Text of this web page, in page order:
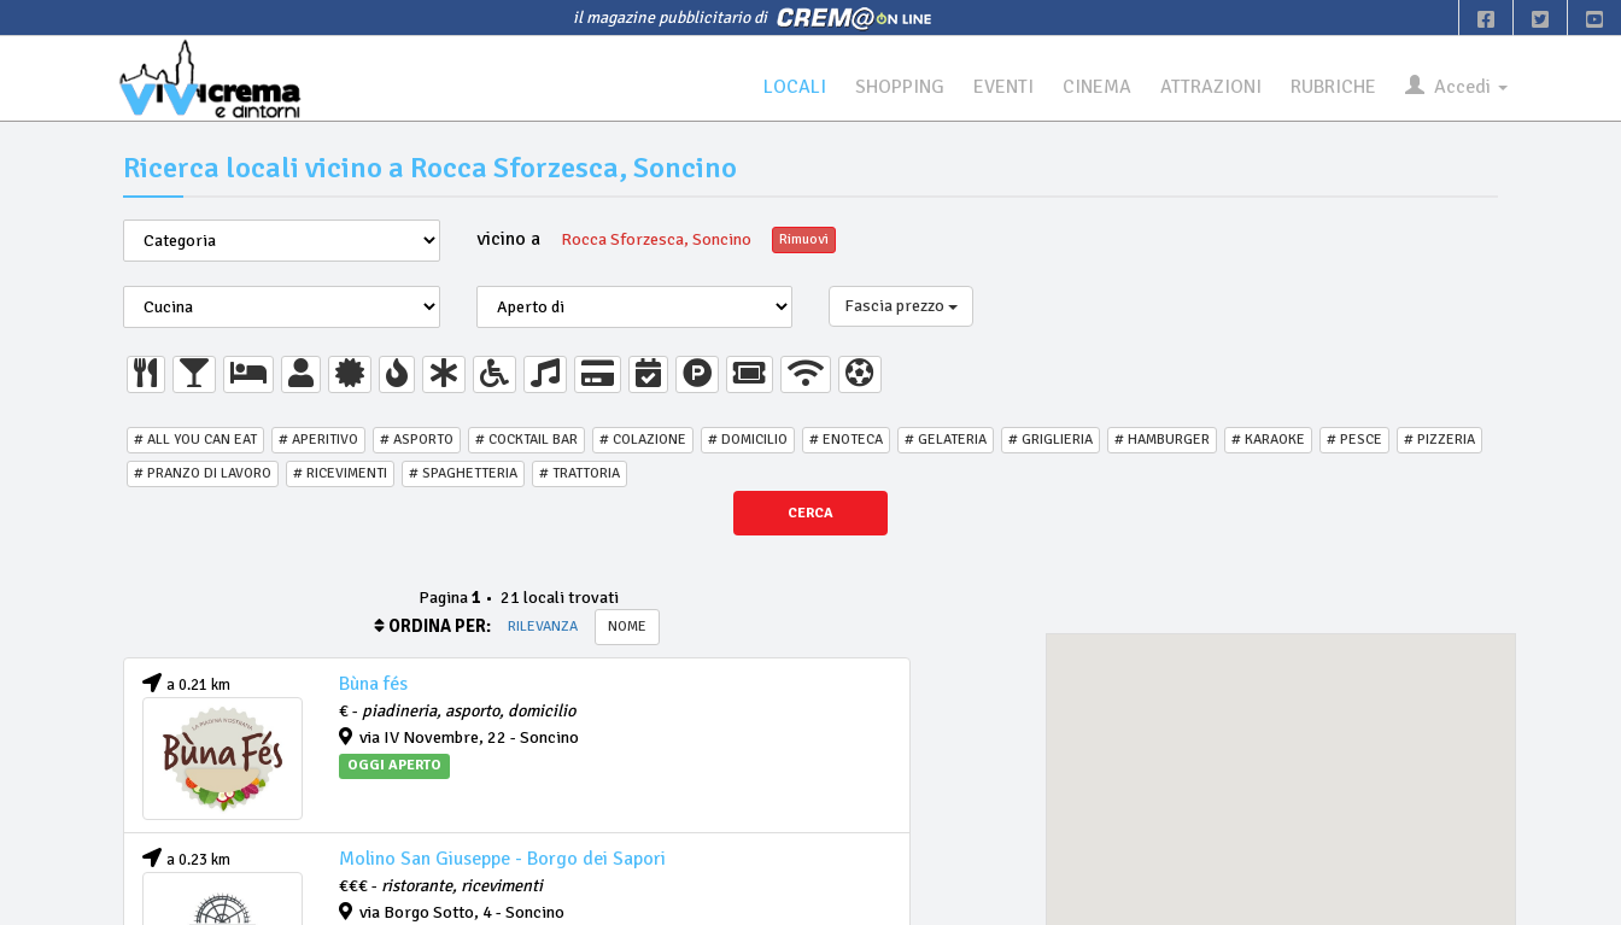
il magazine pubblicitario di
LOCALI SHOPPING EVENTI CINEMA ATTRAZIONI RUBRICHE Accedi
Ricerca locali vicino a Rocca Sforzesca, Soncino
vicino a Rocca Sforzesca, Soncino Rimuovi
Fascia prezzo
# ALL YOU CAN EAT # APERITIVO # ASPORTO # COCKTAIL BAR # COLAZIONE # DOMICILIO # ENOTECA # GELATERIA # GRIGLIERIA # HAMBURGER # KARAOKE # PESCE
# PIZZERIA
# PRANZO DI LAVORO
# RICEVIMENTI # SPAGHETTERIA # TRATTORIA
CERCA
Pagina1 • 21 locali trovati
ORDINA PER:
RILEVANZA NOME
a 0.21 km Bùna fés
€ - piadineria, asporto, domicilio
via IV Novembre, 22 - Soncino
OGGI APERTO
a 0.23 km Molino San Giuseppe - Borgo dei Sapori
€€€ - ristorante, ricevimenti
via Borgo Sotto, 4 - Soncino